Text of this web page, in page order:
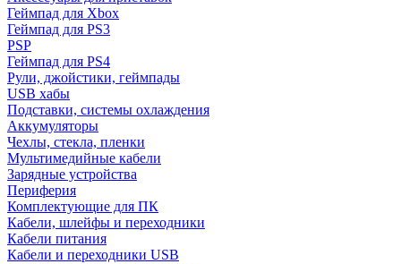
Геймпад для Xbox
Геймпад для PS3
PSP
Геймпад для PS4
Рули, джойстики, геймпады
USB хабы
Подставки, системы охлаждения
Аккумуляторы
Чехлы, стекла, пленки
Мультимедийные кабели
Зарядные устройства
Периферия
Комплектующие для ПК
Кабели, шлейфы и переходники
Кабели питания
Кабели и переходники USB